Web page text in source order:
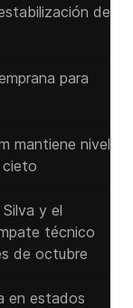
de
para
mantiene nivel
cieto
y el
técnico
de octubre
en estados